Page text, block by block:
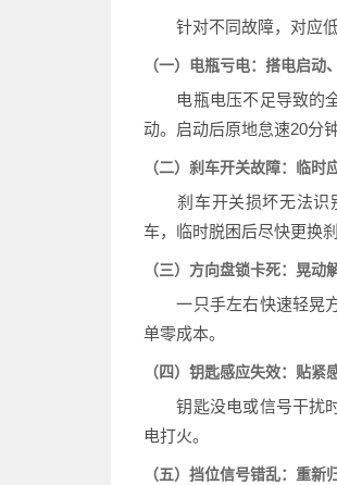
针对不同故障，对应低
（一）电瓶亏电：搭电启动
电瓶电压不足导致的全
动。启动后原地怠速20分
（二）刹车开关故障：临时
刹车开关损坏无法识别
车，临时脱困后尽快更换
（三）方向盘锁卡死：晃动
一只手左右快速轻晃方
单零成本。
（四）钥匙感应失效：贴紧
钥匙没电或信号干扰时
电打火。
（五）挡位信号错乱：重新